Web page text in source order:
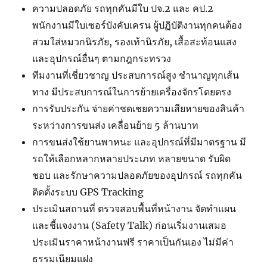
ความปลอดภัย รถทุกคันมีใบ ปจ.2 และ คป.2
พนักงานมีใบเซอร์บังคับเครน ผู้ปฏิบัติงานทุกคนต้อง
สวมใส่หมวกนิรภัย, รองเท้านิรภัย, เสื้อสะท้อนแสง
และอุปกรณ์อื่นๆ ตามกฎกระทรวง
ทีมงานที่เชี่ยวชาญ ประสบการณ์สูง ชำนาญทุกเส้น
ทาง มีประสบการณ์ในการย้ายเครื่องจักรโดยตรง
การรับประกัน จ่ายค่าชดเชยความเสียหายของสินค้า
ระหว่างการขนส่ง เคลื่อนย้าย 5 ล้านบาท
การขนส่งใช้ยานพาหนะ และอุปกรณ์ที่มีมาตรฐาน มี
รถให้เลือกหลากหลายประเภท หลายขนาด รับผิด
ชอบ และรักษาความปลอดภัยของอุปกรณ์ รถทุกคัน
ติดตั้งระบบ GPS Tracking
ประเมินสถานที่ ตรวจสอบพื้นที่หน้างาน จัดทำแผน
และชี้แจงงาน (Safety Talk) ก่อนเริ่มงานเสมอ
ประเมินราคาหน้างานฟรี ราคาเป็นกันเอง ไม่มีค่า
ธรรมเนียมแฝง